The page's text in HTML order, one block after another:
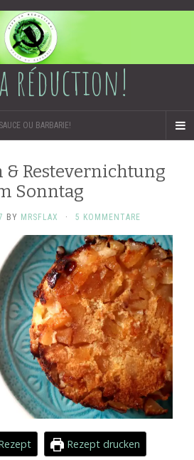
réduction!
SAUCE OU BARBARIE!
& Restevernichtung
Sonntag
BY MRSFLAX · 5 KOMMENTARE
Rezept drucken